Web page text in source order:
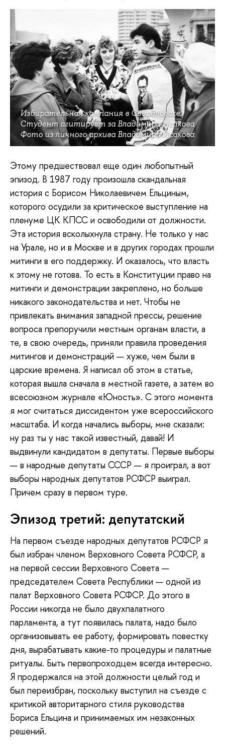
Избирательная кампания в Свердловске.
Студент агитирует за Владимира Исакова
Фото из личного архива Владимира Исакова
Этому предшествовал еще один любопытный
эпизод. В 1987 году произошла скандальная
история с Борисом Николаевичем Ельциным,
которого осудили за критическое выступление на
пленуме ЦК КПСС и освободили от должности.
Эта история всколыхнула страну. Не только у нас
на Урале, но и в Москве и в других городах прошли
митинги в его поддержку. И оказалось, что власть
к этому не готова. То есть в Конституции право на
митинги и демонстрации закреплено, но больше
никакого законодательства и нет. Чтобы не
привлекать внимания западной прессы, решение
вопроса препоручили местным органам власти, а
те, в свою очередь, приняли правила проведения
митингов и демонстраций — хуже, чем были в
царские времена. Я написал об этом в статье,
которая вышла сначала в местной газете, а затем во
всесоюзном журнале «Юность». С этого момента
я мог считаться диссидентом уже всероссийского
масштаба. И когда начались выборы, мне сказали:
ну раз ты у нас такой известный, давай! И
выдвинули кандидатом в депутаты. Первые выборы
— в народные депутаты СССР — я проиграл, а вот
выборы народных депутатов РСФСР выиграл.
Причем сразу в первом туре.
Эпизод третий: депутатский
На первом съезде народных депутатов РСФСР я
был избран членом Верховного Совета РСФСР, а
на первой сессии Верховного Совета —
председателем Совета Республики — одной из
палат Верховного Совета РСФСР. До этого в
России никогда не было двухпалатного
парламента, а тут появилась палата, надо было
организовывать ее работу, формировать повестку
дня, вырабатывать какие-то процедуры и палатные
ритуалы. Быть первопроходцем всегда интересно.
Я продержался на этой должности целый год и
был переизбран, поскольку выступил на съезде с
критикой авторитарного стиля руководства
Бориса Ельцина и принимаемых им незаконных
решений.